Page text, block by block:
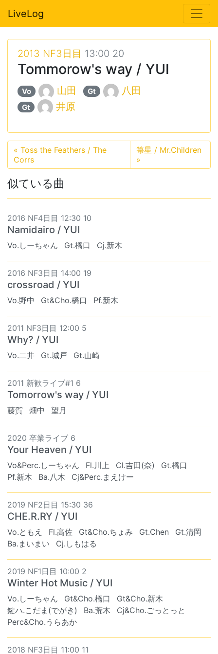
LiveLog
2013 NF3日目 13:00 20
Tommorow's way / YUI
Vo 山田 Gt 八田
Gt 井原
« Toss the Feathers / The
Corrs
箒星 / Mr.Children
»
似ている曲
2016 NF4日目 12:30 10
Namidairo / YUI
Vo.しーちゃん Gt.橋口 Cj.新木
2016 NF3日目 14:00 19
crossroad / YUI
Vo.野中 Gt&Cho.橋口 Pf.新木
2011 NF3日目 12:00 5
Why? / YUI
Vo.二井 Gt.城戸 Gt.山崎
2011 新歓ライブ#1 6
Tomorrow's way / YUI
藤賀 畑中 望月
2020 卒業ライブ 6
Your Heaven / YUI
Vo&Perc.しーちゃん Fl.川上 Cl.吉田(奈)
Gt.橋口
Pf.新木
Ba.八木 Cj&Perc.まえけー
2019 NF2日目 15:30 36
CHE.R.RY / YUI
Vo.ともえ Fl.高佐 Gt&Cho.ちょみ Gt.Chen
Gt.清岡
Ba.まいまい
Cj.しもはる
2019 NF1日目 10:00 2
Winter Hot Music / YUI
Vo.しーちゃん Gt&Cho.橋口
Gt&Cho.新木
鍵ハ.こだま(でがき)
Ba.荒木
Cj&Cho.ごっとっと
Perc&Cho.うらあか
2018 NF3日目 11:00 11